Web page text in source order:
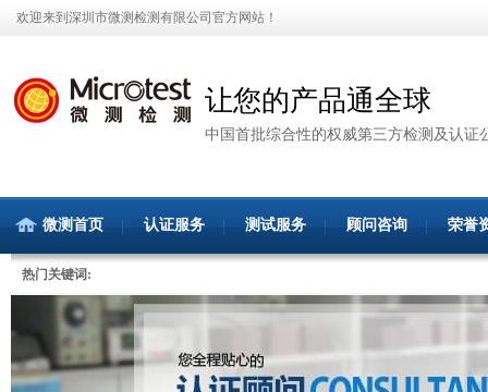
欢迎来到深圳市微测检测有限公司官方网站！
让您的产品通全球
中国首批综合性的权威第三方检测及认证
微测首页 认证服务 测试服务 顾问咨询 荣誉
热门关键词: